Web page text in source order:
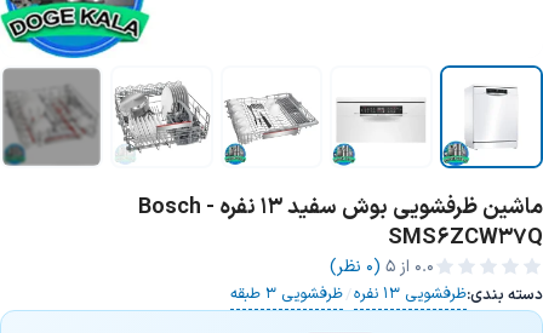
ماشین ظرفشویی بوش سفید 13 نفره - Bosch
SMS6ZCW37Q
0.0 از ۵ (0 نظر)
دسته بندی:ظرفشویی 13 نفره /ظرفشویی 3 طبقه